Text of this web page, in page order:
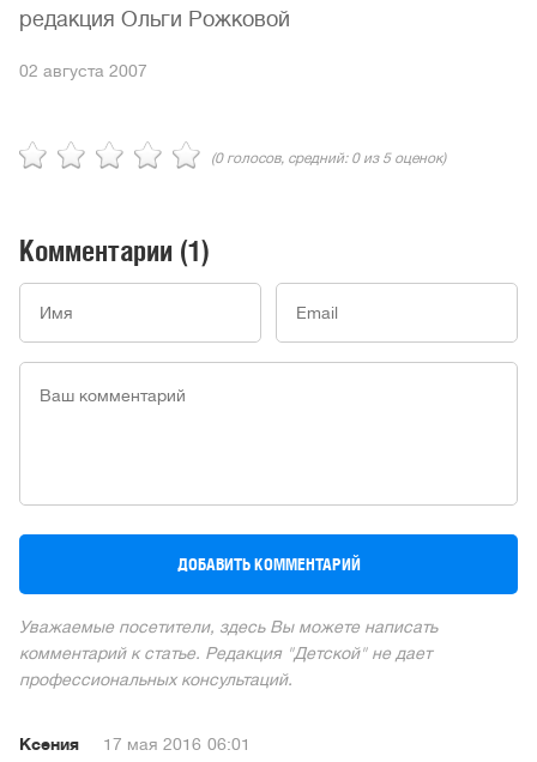
редакция Ольги Рожковой
02 августа 2007
(0голосов, средний: 0из 5 оценок)
Комментарии (1)
Уважаемые посетители, здесь Вы можете написать
комментарий к статье. Редакция "Детской" не дает
профессиональных консультаций.
Ксения 17 мая 2016 06:01